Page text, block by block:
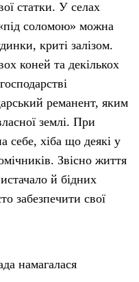
статки. У селах
соломою» можна
криті залізом.
коней та декількох
реманент, яким
землі. При
себе, хіба що деякі у
Звісно життя
й бідних
забезпечити свої
намагалася